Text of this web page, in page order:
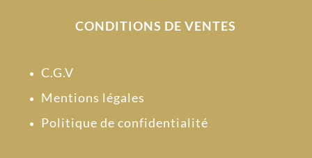
CONDITIONS DE VENTES
C.G.V
Mentions légales
Politique de confidentialité